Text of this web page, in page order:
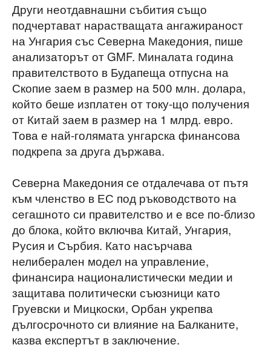
Други неотдавнашни събития също
подчертават нарастващата ангажираност
на Унгария със Северна Македония, пише
анализаторът от GMF. Миналата година
правителството в Будапеща отпусна на
Скопие заем в размер на 500 млн. долара,
който беше изплатен от току-що получения
от Китай заем в размер на 1 млрд. евро.
Това е най-голямата унгарска финансова
подкрепа за друга държава.
Северна Македония се отдалечава от пътя
към членство в ЕС под ръководството на
сегашното си правителство и е все по-близо
до блока, който включва Китай, Унгария,
Русия и Сърбия. Като насърчава
нелиберален модел на управление,
финансира националистически медии и
защитава политически съюзници като
Груевски и Мицкоски, Орбан укрепва
дългосрочното си влияние на Балканите,
казва експертът в заключение.